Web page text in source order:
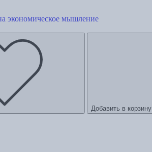
экономическое мышление
Добавить в корзину